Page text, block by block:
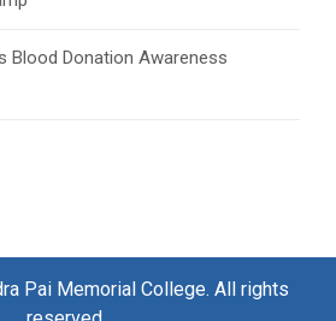
Blood Donation Awareness
Pai Memorial College. All rights